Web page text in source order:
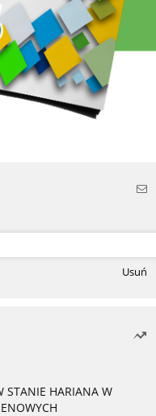
Usuń
STANIE HARIANA W